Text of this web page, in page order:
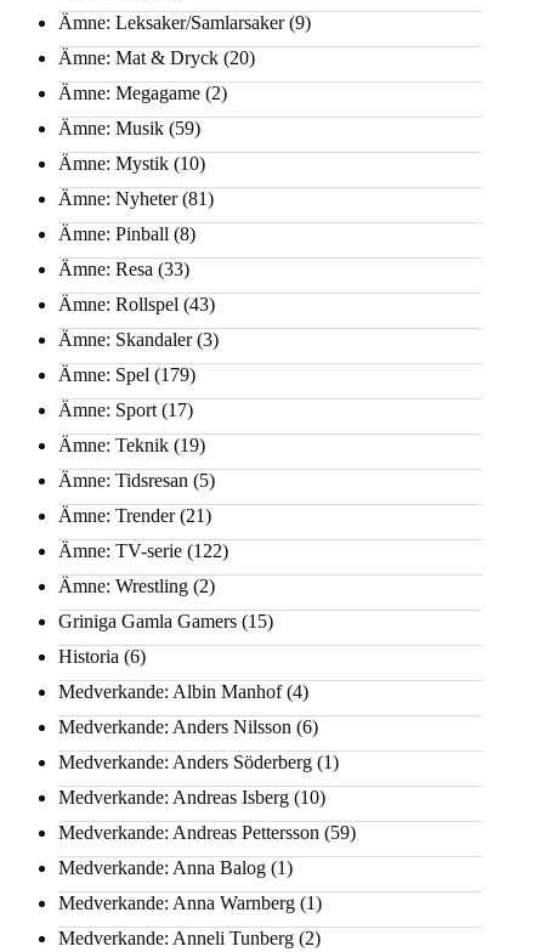
Ämne: Leksaker/Samlarsaker(9)
Ämne: Mat & Dryck (20)
Ämne: Megagame (2)
Ämne: Musik (59)
Ämne: Mystik (10)
Ämne: Nyheter(81)
Ämne: Pinball (8)
Ämne: Resa (33)
Ämne: Rollspel (43)
Ämne: Skandaler(3)
Ämne: Spel (179)
Ämne: Sport (17)
Ämne: Teknik (19)
Ämne: Tidsresan (5)
Ämne: Trender(21)
Ämne: TV-serie (122)
Ämne: Wrestling (2)
Griniga Gamla Gamers (15)
Historia (6)
Medverkande: Albin Manhof(4)
Medverkande: Anders Nilsson (6)
Medverkande: Anders Söderberg (1)
Medverkande: Andreas Isberg (10)
Medverkande: Andreas Pettersson (59)
Medverkande: Anna Balog (1)
Medverkande: Anna Warnberg (1)
Medverkande: Anneli Tunberg (2)